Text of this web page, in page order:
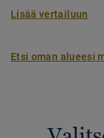
Lisää vertailuun
Etsi oman alueesi